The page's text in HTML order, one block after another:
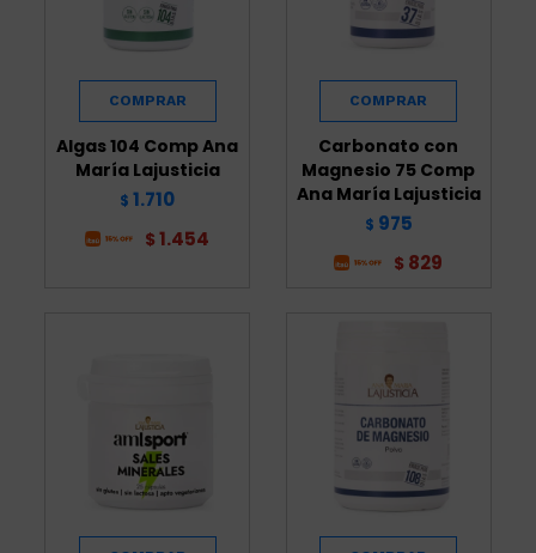
Algas 104 Comp Ana
María Lajusticia
$ 1.710
$ 1.454
Carbonato con
Magnesio 75 Comp
Ana María Lajusticia
$ 975
$ 829